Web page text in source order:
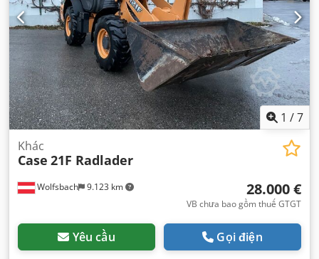
1 /7
Wolfsbach 9.123 km
Khác
Case 21F Radlader
28.000 €
VB chưa bao gồm thuế GTGT
Yêu cầu Gọi điện